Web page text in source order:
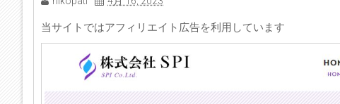
当サイトではアフィリエイト広告を利用しています